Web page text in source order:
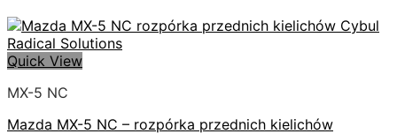
Quick View
MX-5 NC
Mazda MX-5 NC – rozpórka przednich kielichów